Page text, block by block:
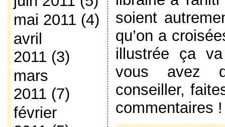
mai 2011 (4)
avril
2011 (3)
mars
2011 (7)
février
soient
qu’on a
illustrée ça
vous avez
conseiller,
commentaires !